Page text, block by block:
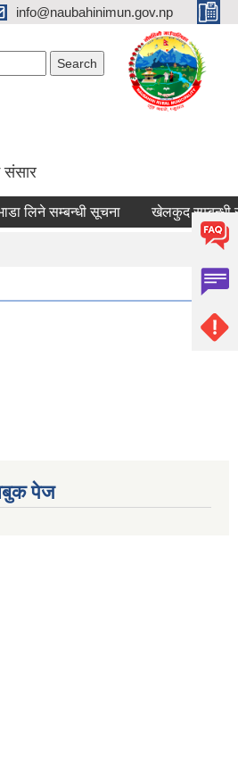
info@naubahinimun.gov.np
लिने सम्बन्धी सूचना खेलकुद सम्बन्धी
पेज